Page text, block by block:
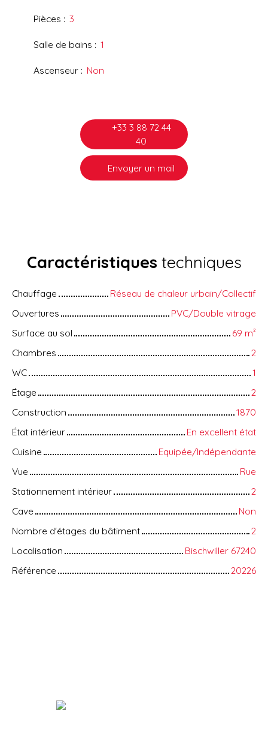
Pièces : 3
Salle de bains : 1
Ascenseur : Non
+33 3 88 72 44
40
Envoyer un mail
Caractéristiques techniques
Chauffage
Réseau de chaleur urbain/Collectif
Ouvertures
PVC/Double vitrage
Surface au sol
69 m²
Chambres
2
WC
1
Étage
2
Construction
1870
État intérieur
En excellent état
Cuisine
Equipée/Indépendante
Vue
Rue
Stationnement intérieur
2
Cave
Non
Nombre d'étages du bâtiment
2
Localisation
Bischwiller 67240
Référence
20226